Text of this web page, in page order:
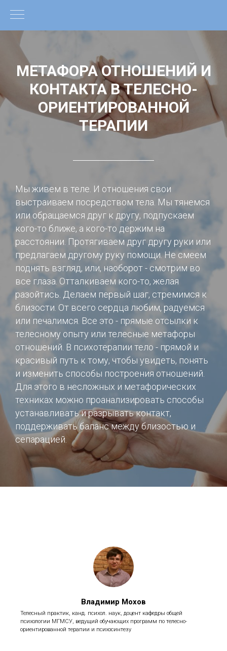
МЕТАФОРА ОТНОШЕНИЙ И
КОНТАКТА В ТЕЛЕСНО-
ОРИЕНТИРОВАННОЙ
ТЕРАПИИ
Мы живем в теле. И отношения свои
выстраиваем посредством тела. Мы тянемся
или обращаемся друг к другу, подпускаем
кого-то ближе, а кого-то держим на
расстоянии. Протягиваем друг другу руки или
предлагаем другому руку помощи. Не смеем
поднять взгляд, или, наоборот - смотрим во
все глаза. Отталкиваем кого-то, желая
разойтись. Делаем первый шаг, стремимся к
близости. От всего сердца любим, радуемся
или печалимся. Все это - прямые отсылки к
телесному опыту или телесные метафоры
отношений. В психотерапии тело - прямой и
красивый путь к тому, чтобы увидеть, понять
и изменить способы построения отношений.
Для этого в несложных и метафорических
техниках можно проанализировать способы
устанавливать и разрывать контакт,
поддерживать баланс между близостью и
сепарацией.
Владимир Мохов
Телесный практик, канд. психол. наук, доцент кафедры общей
психологии МГМСУ, ведущий обучающих программ по телесно-
ориентированной терапии и психосинтезу